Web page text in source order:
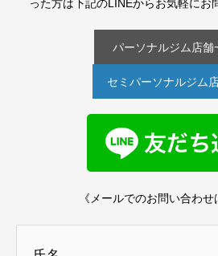
った方は下記のLINEからお気軽にお
パーソナルジム店舗
セミパーソナルジム
《メールでのお問い合わせ